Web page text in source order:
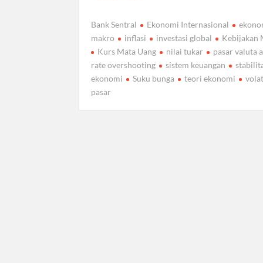
Bank Sentral Ekonomi Internasional
makro
inflasi investasi global
Kebijakan
Kurs Mata Uang
nilai tukar
pasar valuta
rate overshooting
sistem keuangan
ekonomi
Suku bunga teori ekonomi
pasar